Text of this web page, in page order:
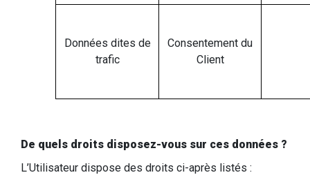
Données dites de
trafic
Consentement du
Client
De quels droits disposez-vous sur ces données ?
L’Utilisateur dispose des droits ci-après listés :